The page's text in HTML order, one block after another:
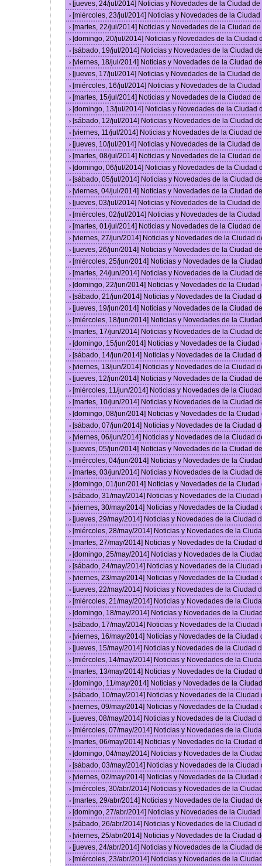
› [jueves, 24/jul/2014] Noticias y Novedades de la Ciudad
› [miércoles, 23/jul/2014] Noticias y Novedades de la
› [martes, 22/jul/2014] Noticias y Novedades de la Ciudad
› [domingo, 20/jul/2014] Noticias y Novedades de la Ciudad
› [sábado, 19/jul/2014] Noticias y Novedades de la Ciudad
› [viernes, 18/jul/2014] Noticias y Novedades de la Ciudad
› [jueves, 17/jul/2014] Noticias y Novedades de la Ciudad
› [miércoles, 16/jul/2014] Noticias y Novedades de la
› [martes, 15/jul/2014] Noticias y Novedades de la Ciudad
› [domingo, 13/jul/2014] Noticias y Novedades de la Ciudad
› [sábado, 12/jul/2014] Noticias y Novedades de la Ciudad
› [viernes, 11/jul/2014] Noticias y Novedades de la Ciudad
› [jueves, 10/jul/2014] Noticias y Novedades de la Ciudad
› [martes, 08/jul/2014] Noticias y Novedades de la Ciudad
› [domingo, 06/jul/2014] Noticias y Novedades de la Ciudad
› [sábado, 05/jul/2014] Noticias y Novedades de la Ciudad
› [viernes, 04/jul/2014] Noticias y Novedades de la Ciudad
› [jueves, 03/jul/2014] Noticias y Novedades de la Ciudad
› [miércoles, 02/jul/2014] Noticias y Novedades de la
› [martes, 01/jul/2014] Noticias y Novedades de la Ciudad
› [viernes, 27/jun/2014] Noticias y Novedades de la Ciudad
› [jueves, 26/jun/2014] Noticias y Novedades de la Ciudad
› [miércoles, 25/jun/2014] Noticias y Novedades de la
› [martes, 24/jun/2014] Noticias y Novedades de la Ciudad
› [domingo, 22/jun/2014] Noticias y Novedades de la
› [sábado, 21/jun/2014] Noticias y Novedades de la Ciudad
› [jueves, 19/jun/2014] Noticias y Novedades de la Ciudad
› [miércoles, 18/jun/2014] Noticias y Novedades de la
› [martes, 17/jun/2014] Noticias y Novedades de la Ciudad
› [domingo, 15/jun/2014] Noticias y Novedades de la
› [sábado, 14/jun/2014] Noticias y Novedades de la Ciudad
› [viernes, 13/jun/2014] Noticias y Novedades de la Ciudad
› [jueves, 12/jun/2014] Noticias y Novedades de la Ciudad
› [miércoles, 11/jun/2014] Noticias y Novedades de la
› [martes, 10/jun/2014] Noticias y Novedades de la Ciudad
› [domingo, 08/jun/2014] Noticias y Novedades de la
› [sábado, 07/jun/2014] Noticias y Novedades de la Ciudad
› [viernes, 06/jun/2014] Noticias y Novedades de la Ciudad
› [jueves, 05/jun/2014] Noticias y Novedades de la Ciudad
› [miércoles, 04/jun/2014] Noticias y Novedades de la
› [martes, 03/jun/2014] Noticias y Novedades de la Ciudad
› [domingo, 01/jun/2014] Noticias y Novedades de la
› [sábado, 31/may/2014] Noticias y Novedades de la
› [viernes, 30/may/2014] Noticias y Novedades de la
› [jueves, 29/may/2014] Noticias y Novedades de la Ciudad
› [miércoles, 28/may/2014] Noticias y Novedades de la
› [martes, 27/may/2014] Noticias y Novedades de la Ciudad
› [domingo, 25/may/2014] Noticias y Novedades de la
› [sábado, 24/may/2014] Noticias y Novedades de la
› [viernes, 23/may/2014] Noticias y Novedades de la
› [jueves, 22/may/2014] Noticias y Novedades de la Ciudad
› [miércoles, 21/may/2014] Noticias y Novedades de la
› [domingo, 18/may/2014] Noticias y Novedades de la
› [sábado, 17/may/2014] Noticias y Novedades de la
› [viernes, 16/may/2014] Noticias y Novedades de la
› [jueves, 15/may/2014] Noticias y Novedades de la Ciudad
› [miércoles, 14/may/2014] Noticias y Novedades de la
› [martes, 13/may/2014] Noticias y Novedades de la Ciudad
› [domingo, 11/may/2014] Noticias y Novedades de la
› [sábado, 10/may/2014] Noticias y Novedades de la
› [viernes, 09/may/2014] Noticias y Novedades de la
› [jueves, 08/may/2014] Noticias y Novedades de la Ciudad
› [miércoles, 07/may/2014] Noticias y Novedades de la
› [martes, 06/may/2014] Noticias y Novedades de la Ciudad
› [domingo, 04/may/2014] Noticias y Novedades de la
› [sábado, 03/may/2014] Noticias y Novedades de la
› [viernes, 02/may/2014] Noticias y Novedades de la
› [miércoles, 30/abr/2014] Noticias y Novedades de la
› [martes, 29/abr/2014] Noticias y Novedades de la Ciudad
› [domingo, 27/abr/2014] Noticias y Novedades de la
› [sábado, 26/abr/2014] Noticias y Novedades de la Ciudad
› [viernes, 25/abr/2014] Noticias y Novedades de la Ciudad
› [jueves, 24/abr/2014] Noticias y Novedades de la Ciudad
› [miércoles, 23/abr/2014] Noticias y Novedades de la